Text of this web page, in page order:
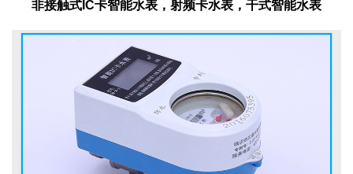
非接触式IC卡智能水表，射频卡水表，干式智能水表